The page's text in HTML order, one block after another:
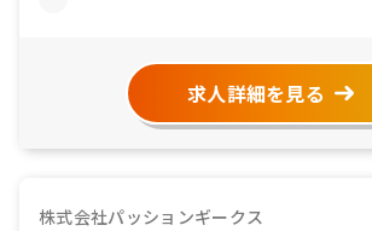
求人詳細を見る
株式会社パッションギークス